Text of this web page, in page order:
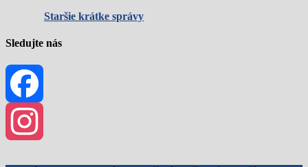
Staršie krátke správy
Sledujte nás
Facebook